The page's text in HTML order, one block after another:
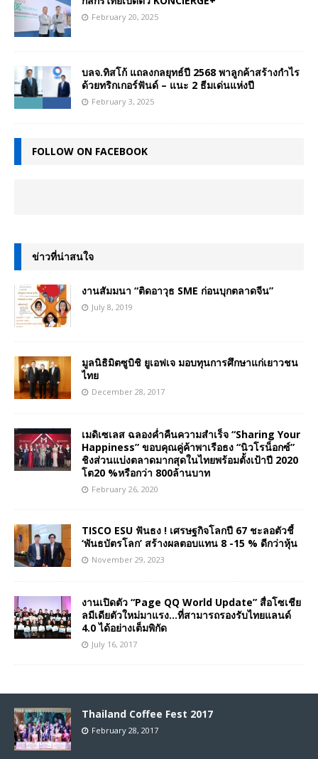
February 20, 2025
บลจ.ทิสโก้ แถลงกลยุทธ์ปี 2568 พาลูกค้าสร้างกำไร
ด้วยทริกเกอร์ฟันด์ – แนะ 2 ธีมเด่นแห่งปี
February 3, 2025
FOLLOW ON FACEBOOK
ข่าวที่น่าสนใจ
งานสัมมนา “ติดอาวุธ SME ก่อนบุกตลาดจีน”
July 8, 2019
มูลนิธิมิตซูบิชิ ยูเอฟเจ มอบทุนการศึกษาแก่เยาวชน
ไทย
December 28, 2017
เมดิเซเลส ฉลองค่ำคืนความสำเร็จ “Sharing Your
Happiness” ขอบคุณคู่ค้าพาเรือธง “นิวโรน็อกซ์”
ชิงส่วนแบ่งตลาดมากสุดในไทยพร้อมตั้งเป้าปี 2020
โต20 %หรือกว่า 800ล้านบาท
February 26, 2020
TISCO ESU ฟันธง ! เศรษฐกิจโลกปี 67 ชะลอตัวชี้
‘พันธบัตรโลก’ สร้างผลตอบแทน 8 -15 % ดีกว่าหุ้น
November 29, 2023
งานเปิดตัว “Page QQ World Update” สื่อโซเชีย
ลมีเดียตัวใหม่มาแรง…ที่สามารถรองรับไทยแลนด์
4.0 ได้อย่างเต็มพิกัด
July 16, 2017
Thailand Coffee Fest 2017
February 28, 2017